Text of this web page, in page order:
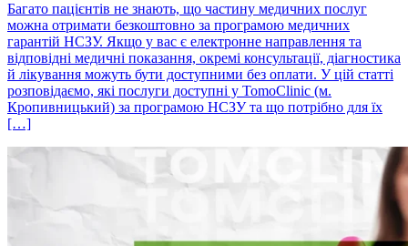
Багато пацієнтів не знають, що частину медичних послуг
можна отримати безкоштовно за програмою медичних
гарантій НСЗУ. Якщо у вас є електронне направлення та
відповідні медичні показання, окремі консультації, діагностика
й лікування можуть бути доступними без оплати. У цій статті
розповідаємо, які послуги доступні у TomoClinic (м.
Кропивницький) за програмою НСЗУ та що потрібно для їх
[…]